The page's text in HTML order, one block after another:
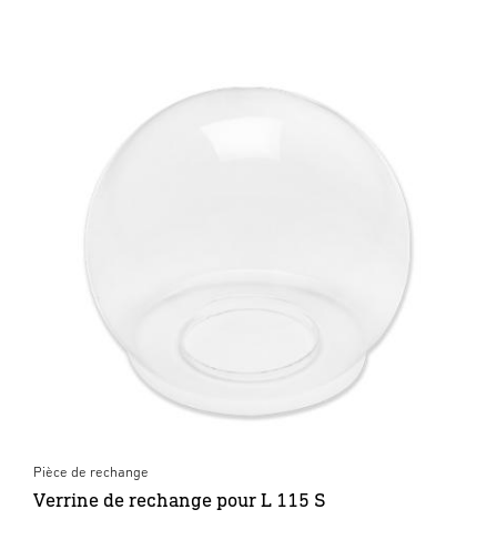
Pièce de rechange
Verrine de rechange pour L 115 S